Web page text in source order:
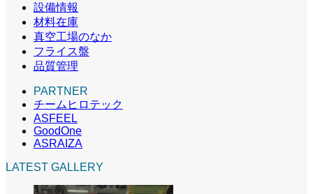
設備情報
材料在庫
真空工場のなか
フライス盤
品質管理
PARTNER
チームヒロテック
ASFEEL
GoodOne
ASRAIZA
LATEST GALLERY